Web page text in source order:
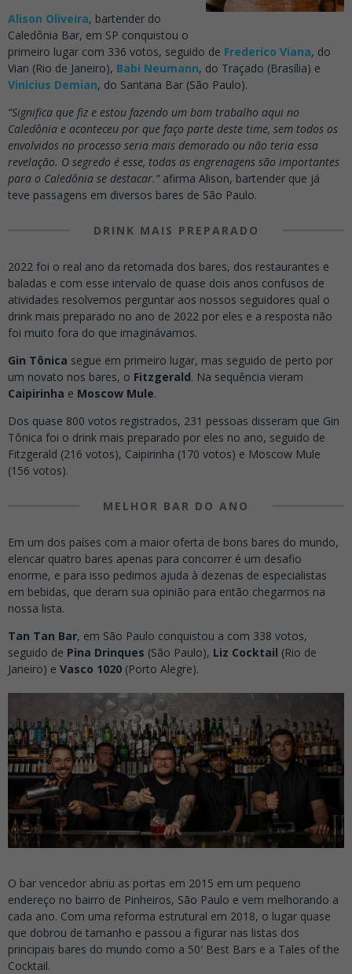
Alison Oliveira, bartender do
Caledônia Bar, em SP conquistou o
primeiro lugar com 336 votos, seguido de Frederico Viana, do
Vian (Rio de Janeiro), Babi Neumann, do Traçado (Brasília) e
Vinicius Demian, do Santana Bar (São Paulo).
“Significa que fiz e estou fazendo um bom trabalho aqui no
Caledônia e aconteceu por que faço parte deste time, sem todos os
envolvidos no processo seria mais demorado ou não teria essa
revelação. O segredo é esse, todas as engrenagens são importantes
para o Caledônia se destacar.”afirma Alison, bartender que já
teve passagens em diversos bares de São Paulo.
DRINK MAIS PREPARADO
2022 foi o real ano da retomada dos bares, dos restaurantes e
baladas e com esse intervalo de quase dois anos confusos de
atividades resolvemos perguntar aos nossos seguidores qual o
drink mais preparado no ano de 2022 por eles e a resposta não
foi muito fora do que imaginávamos.
Gin Tônica segue em primeiro lugar, mas seguido de perto por
um novato nos bares, o Fitzgerald. Na sequência vieram
Caipirinha e Moscow Mule.
Dos quase 800 votos registrados, 231 pessoas disseram que Gin
Tônica foi o drink mais preparado por eles no ano, seguido de
Fitzgerald (216 votos), Caipirinha (170 votos) e Moscow Mule
(156 votos).
MELHOR BAR DO ANO
Em um dos países com a maior oferta de bons bares do mundo,
elencar quatro bares apenas para concorrer é um desafio
enorme, e para isso pedimos ajuda à dezenas de especialistas
em bebidas, que deram sua opinião para então chegarmos na
nossa lista.
Tan Tan Bar, em São Paulo conquistou a com 338 votos,
seguido de Pina Drinques (São Paulo), Liz Cocktail (Rio de
Janeiro) e Vasco 1020 (Porto Alegre).
O bar vencedor abriu as portas em 2015 em um pequeno
endereço no bairro de Pinheiros, São Paulo e vem melhorando a
cada ano. Com uma reforma estrutural em 2018, o lugar quase
que dobrou de tamanho e passou a figurar nas listas dos
principais bares do mundo como a 50′ Best Bars e a Tales of the
Cocktail.